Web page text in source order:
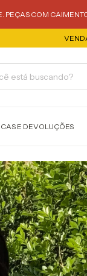
PEÇAS COM
VENDA POR
E DEVOLUÇÕES